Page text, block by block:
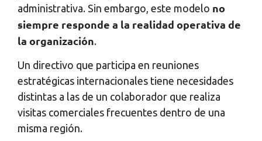
administrativa. Sin embargo, este modelo no
siempre responde a la realidad operativa de
la organización.
Un directivo que participa en reuniones
estratégicas internacionales tiene necesidades
distintas a las de un colaborador que realiza
visitas comerciales frecuentes dentro de una
misma región.